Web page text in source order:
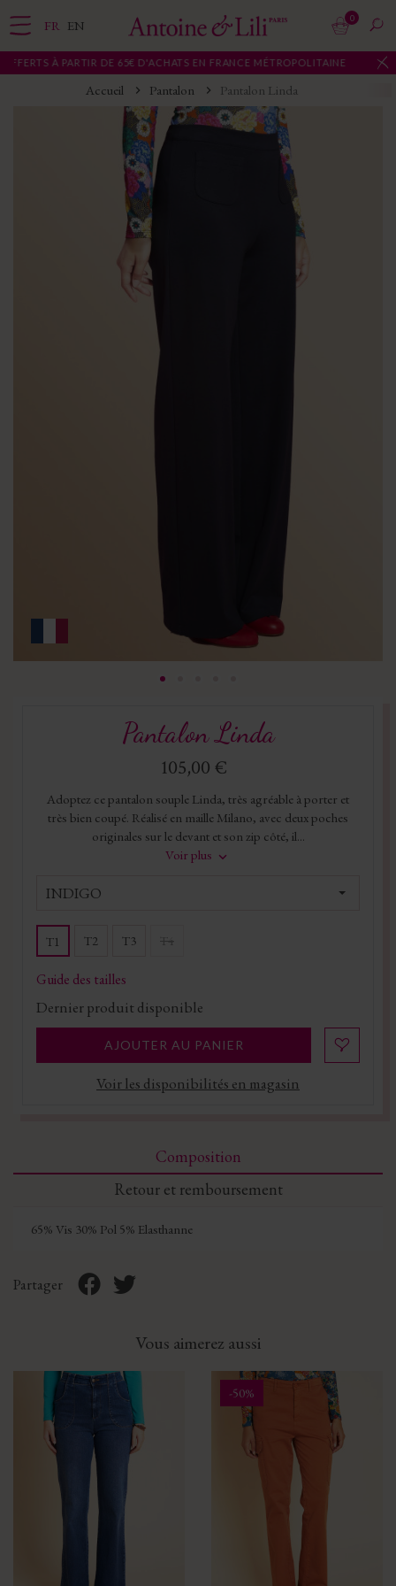
DE 65€ D'ACHATS EN FRANCE MÉTROPOLITAINE
FR EN 0
Accueil Pantalon Pantalon Linda
Pantalon Linda
105,00 €
Adoptez ce pantalon souple Linda, très agréable à porter et
très bien coupé. Réalisé en maille Milano, avec deux poches
originales sur le devant et son zip côté, il...
Voir plus
INDIGO
T1 T2 T3
Guide des tailles
Dernier produit disponible
AJOUTER AU PANIER
Voir les disponibilités en magasin
Composition
Retour et remboursement
65% Vis 30% Pol 5% Elasthanne
Partager
Vous aimerez aussi
-50%